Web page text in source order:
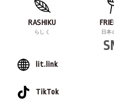
RASHIKU
らしく 日本
lit.link
TikTok